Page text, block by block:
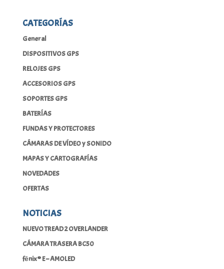
CATEGORÍAS
General
DISPOSITIVOS GPS
RELOJES GPS
ACCESORIOS GPS
SOPORTES GPS
BATERÍAS
FUNDAS Y PROTECTORES
CÁMARAS DE VÍDEO y SONIDO
MAPAS Y CARTOGRAFÍAS
NOVEDADES
OFERTAS
NOTICIAS
NUEVO TREAD 2 OVERLANDER
CÁMARA TRASERA BC50
fēnix® E – AMOLED